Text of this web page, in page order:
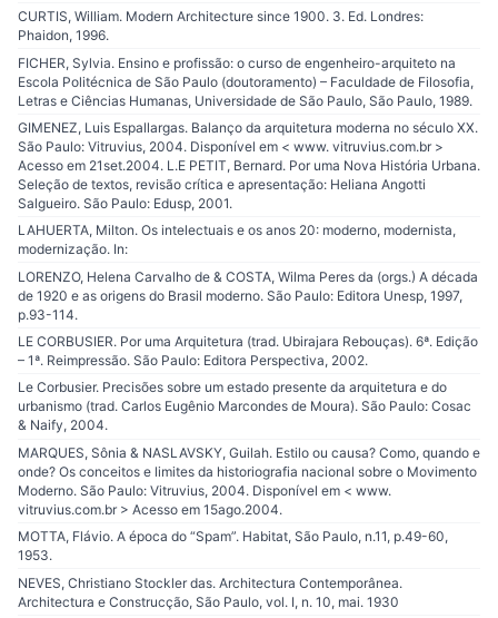
CURTIS, William. Modern Architecture since 1900. 3. Ed. Londres:
Phaidon, 1996.
FICHER, Sylvia. Ensino e profissão: o curso de engenheiro-arquiteto na
Escola Politécnica de São Paulo (doutoramento) – Faculdade de Filosofia,
Letras e Ciências Humanas, Universidade de São Paulo, São Paulo, 1989.
GIMENEZ, Luis Espallargas. Balanço da arquitetura moderna no século XX.
São Paulo: Vitruvius, 2004. Disponível em < www. vitruvius.com.br >
Acesso em 21set.2004. L.E PETIT, Bernard. Por uma Nova História Urbana.
Seleção de textos, revisão crítica e apresentação: Heliana Angotti
Salgueiro. São Paulo: Edusp, 2001.
LAHUERTA, Milton. Os intelectuais e os anos 20: moderno, modernista,
modernização. In:
LORENZO, Helena Carvalho de & COSTA, Wilma Peres da (orgs.) A década
de 1920 e as origens do Brasil moderno. São Paulo: Editora Unesp, 1997,
p.93-114.
LE CORBUSIER. Por uma Arquitetura (trad. Ubirajara Rebouças). 6ª. Edição
– 1ª. Reimpressão. São Paulo: Editora Perspectiva, 2002.
Le Corbusier. Precisões sobre um estado presente da arquitetura e do
urbanismo (trad. Carlos Eugênio Marcondes de Moura). São Paulo: Cosac
& Naify, 2004.
MARQUES, Sônia & NASLAVSKY, Guilah. Estilo ou causa? Como, quando e
onde? Os conceitos e limites da historiografia nacional sobre o Movimento
Moderno. São Paulo: Vitruvius, 2004. Disponível em < www.
vitruvius.com.br > Acesso em 15ago.2004.
MOTTA, Flávio. A época do “Spam”. Habitat, São Paulo, n.11, p.49-60,
1953.
NEVES, Christiano Stockler das. Architectura Contemporânea.
Architectura e Construcção, São Paulo, vol. I, n. 10, mai. 1930